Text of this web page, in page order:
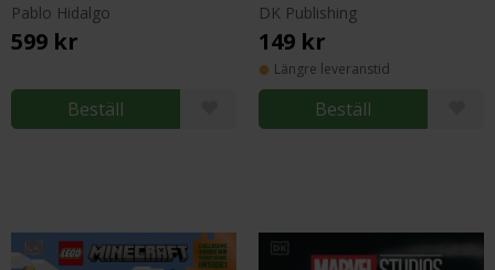
Pablo Hidalgo
599 kr
Beställ
DK Publishing
149 kr
Längre leveranstid
Beställ